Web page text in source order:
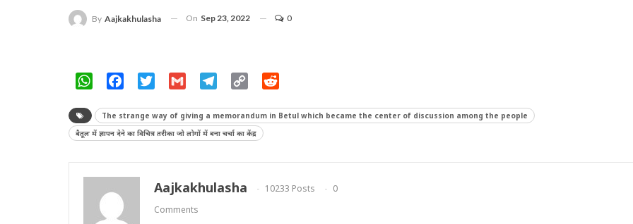
By Aajkakhulasha On Sep 23, 2022 0
WhatsAppFacebookTwitter Gmail Telegram
Copy
The strange way of giving a memorandum in Betul which became the center of discussion among the people
बैतूल में ज्ञापन देने का विचित्र तरीका जो लोगों में बना चर्चा का केंद्र
Aajkakhulasha 10233 Posts
0
Comments